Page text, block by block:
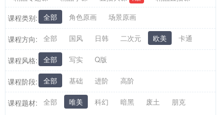
课程类别: 全部 角色原画 场景原画
课程方向: 全部 国风 日韩 二次元 欧美 卡通
课程风格: 全部 写实 Q版
课程阶段: 全部 基础 进阶 高阶
课程题材: 全部 唯美 科幻 暗黑 废土
朋克